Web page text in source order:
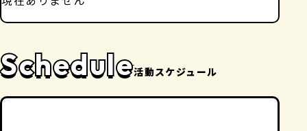
Schedule活動スケジュール